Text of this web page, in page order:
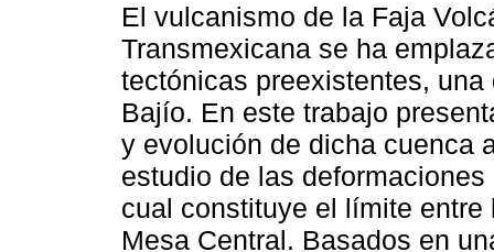
El vulcanismo de la Faja
Transmexicana se ha
tectónicas preexistentes,
Bajío. En este trabajo
y evolución de dicha cuenca
estudio de las
cual constituye el límite
Mesa Central. Basados en